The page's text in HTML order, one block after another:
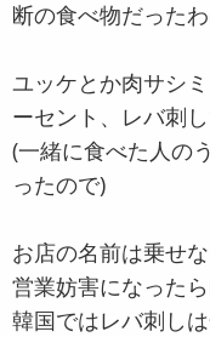
断の食べ物だった
ユッケとか肉サシ
ーセント、レバ刺し
(一緒に食べた人の
ったので)
お店の名前は乗せ
営業妨害になったら
韓国ではレバ刺し